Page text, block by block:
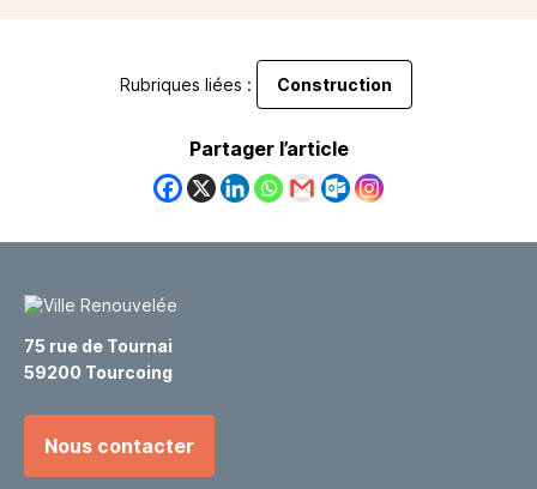
Rubriques liées : Construction
Partager l’article
75 rue de Tournai
59200 Tourcoing
Nous contacter